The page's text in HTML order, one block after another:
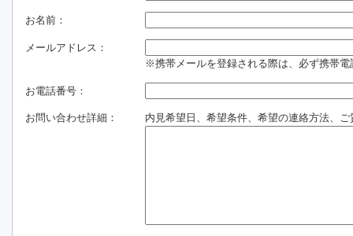
お名前：
メールアドレス：
※携帯メールを登録される際は、必ず携帯
お電話番号：
お問い合わせ詳細： 内見希望日、希望条件、希望の連絡方法、ご